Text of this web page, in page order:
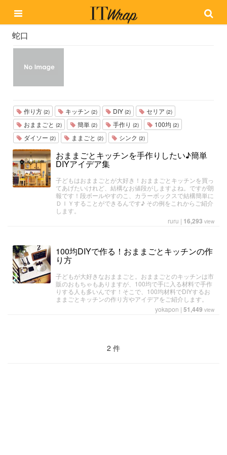
蛇口
作り方 (2) キッチン (2) DIY (2) セリア (2)
おままごと (2) 簡単 (2) 手作り (2) 100均 (2)
ダイソー (2) ままごと (2) シンク (2)
おままごとキッチンを手作りしたい♪簡単
DIYアイデア集
子どもはおままごとが大好き！おままごとキッチンを買っ
てあげたいけれど、結構なお値段がしますよね。ですが朗
報です！段ボールやすのこ、カラーボックスで結構簡単に
ＤＩＹすることができるんです♪ その例をこれからご紹介
します。
ruru | 16,293 view
100均DIYで作る！おままごとキッチンの作
り方
子どもが大好きなおままごと。おままごとのキッチンは市
販のおもちゃもありますが、100均で手に入る材料で手作
りする人も多いんです！そこで、100均材料でDIYするお
ままごとキッチンの作り方やアイデアをご紹介します。
yokapon | 51,449 view
2 件